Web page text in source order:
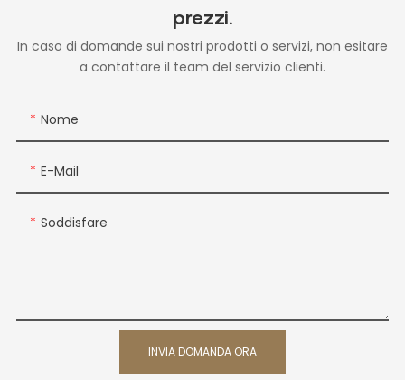
prezzi.
In caso di domande sui nostri prodotti o servizi, non esitare
a contattare il team del servizio clienti.
Nome
E-Mail
Soddisfare
INVIA DOMANDA ORA